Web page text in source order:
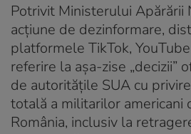
Potrivit Ministerului Apărării
acţiune de dezinformare,
platformele TikTok,
referire la aşa-zise „decizii”
de autorităţile SUA cu
totală a militarilor americani
România, inclusiv la